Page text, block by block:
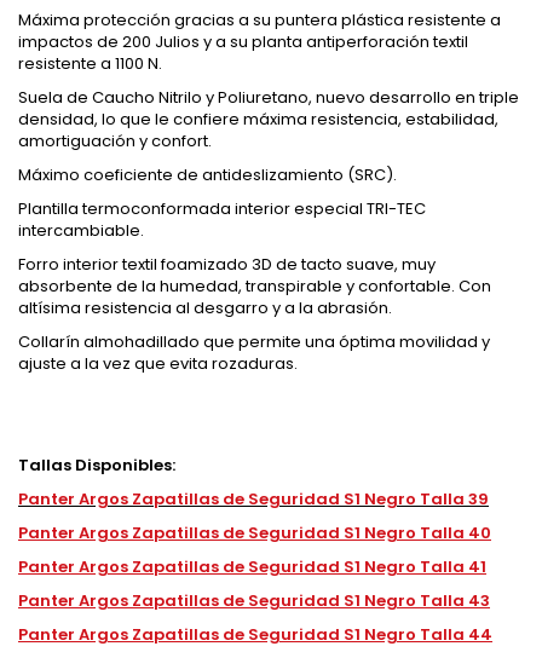
Máxima protección gracias a su puntera plástica resistente a
impactos de 200 Julios y a su planta antiperforación textil
resistente a 1100 N.
Suela de Caucho Nitrilo y Poliuretano, nuevo desarrollo en triple
densidad, lo que le confiere máxima resistencia, estabilidad,
amortiguación y confort.
Máximo coeficiente de antideslizamiento (SRC).
Plantilla termoconformada interior especial TRI-TEC
intercambiable.
Forro interior textil foamizado 3D de tacto suave, muy
absorbente de la humedad, transpirable y confortable. Con
altísima resistencia al desgarro y a la abrasión.
Collarín almohadillado que permite una óptima movilidad y
ajuste a la vez que evita rozaduras.
Tallas Disponibles:
Panter Argos Zapatillas de Seguridad S1 Negro Talla 39
Panter Argos Zapatillas de Seguridad S1 Negro Talla 40
Panter Argos Zapatillas de Seguridad S1 Negro Talla 41
Panter Argos Zapatillas de Seguridad S1 Negro Talla 43
Panter Argos Zapatillas de Seguridad S1 Negro Talla 44